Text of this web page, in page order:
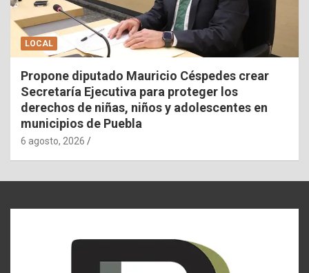
LOCAL
Propone diputado Mauricio Céspedes crear
Secretaría Ejecutiva para proteger los
derechos de niñas, niños y adolescentes en
municipios de Puebla
6 agosto, 2026